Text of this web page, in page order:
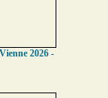
2026 -